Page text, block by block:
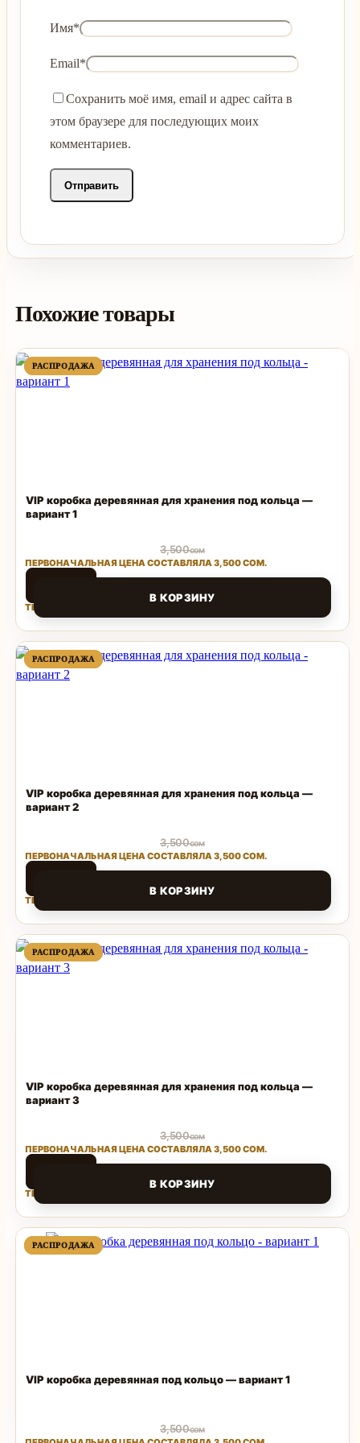
Имя*
Email*
Сохранить моё имя, email и адрес сайта в
этом браузере для последующих моих
комментариев.
Похожие товары
РАСПРОДАЖА ПРОДАВАЕМЫЙ
ТОВАР
РАСПРОДАЖА ПРОДАВАЕМЫЙ
ТОВАР
VIP коробка деревянная для хранения под кольца —
вариант 1
3,500сом
ПЕРВОНАЧАЛЬНАЯ ЦЕНА СОСТАВЛЯЛА 3,500 СОМ.
ТЕКУЩАЯ ЦЕНА: 1,500 СОМ.
В КОРЗИНУ
Поделиться
РАСПРОДАЖА ПРОДАВАЕМЫЙ
ТОВАР
РАСПРОДАЖА ПРОДАВАЕМЫЙ
ТОВАР
VIP коробка деревянная для хранения под кольца —
вариант 2
3,500сом
ПЕРВОНАЧАЛЬНАЯ ЦЕНА СОСТАВЛЯЛА 3,500 СОМ.
ТЕКУЩАЯ ЦЕНА: 1,500 СОМ.
В КОРЗИНУ
Поделиться
РАСПРОДАЖА ПРОДАВАЕМЫЙ
ТОВАР
РАСПРОДАЖА ПРОДАВАЕМЫЙ
ТОВАР
VIP коробка деревянная для хранения под кольца —
вариант 3
3,500сом
ПЕРВОНАЧАЛЬНАЯ ЦЕНА СОСТАВЛЯЛА 3,500 СОМ.
ТЕКУЩАЯ ЦЕНА: 1,500 СОМ.
В КОРЗИНУ
Поделиться
РАСПРОДАЖА ПРОДАВАЕМЫЙ
ТОВАР
РАСПРОДАЖА ПРОДАВАЕМЫЙ
ТОВАР
VIP коробка деревянная под кольцо — вариант 1
3,500сом